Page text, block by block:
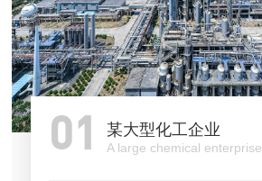
01 某大型化工企业
A large chemical enterprise